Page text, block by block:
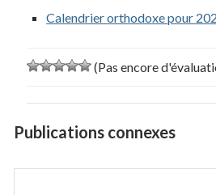
Calendrier orthodoxe pour
(Pas encore
Publications connexes